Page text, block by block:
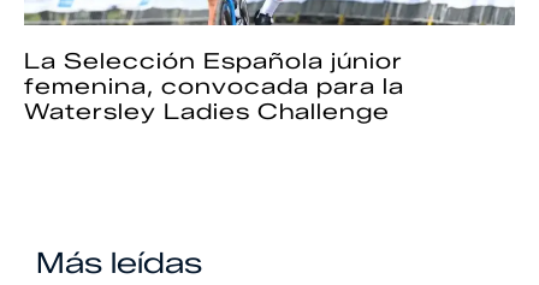
La Selección Española júnior
femenina, convocada para la
Watersley Ladies Challenge
Más leídas